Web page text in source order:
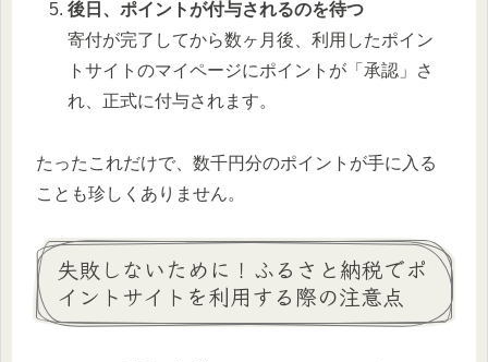
後日、ポイントが付与されるのを待つ
寄付が完了してから数ヶ月後、利用したポイン
トサイトのマイページにポイントが「承認」さ
れ、正式に付与されます。
たったこれだけで、数千円分のポイントが手に入る
ことも珍しくありません。
失敗しないために！ふるさと納税でポ
イントサイトを利用する際の注意点